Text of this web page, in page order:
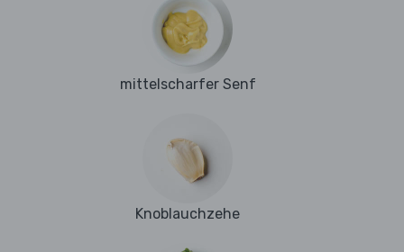
mittelscharfer Senf
Knoblauchzehe